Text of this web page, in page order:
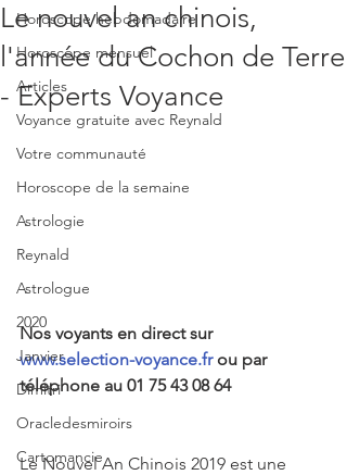
Horoscope hebdomadaire
Horoscope mensuel
Articles
Voyance gratuite avec Reynald
Votre communauté
Horoscope de la semaine
Astrologie
Reynald
Astrologue
2020
Janvier
Dimitri
Oracledesmiroirs
Cartomancie
Le nouvel an chinois,
l'année du Cochon de Terre
- Experts Voyance
Nos voyants en direct sur
www.selection-voyance.fr ou par
téléphone au 01 75 43 08 64
Le Nouvel An Chinois 2019 est une